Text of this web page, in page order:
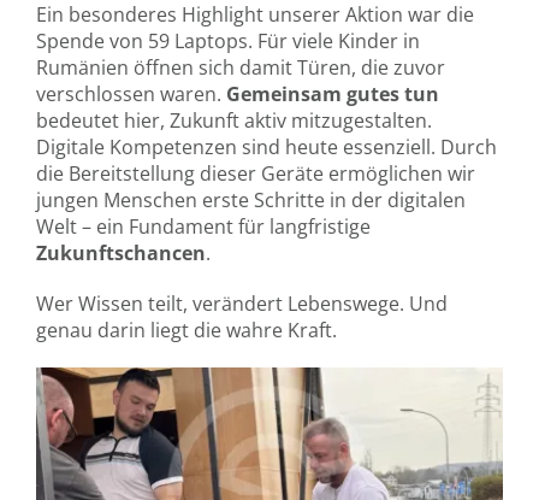
Ein besonderes Highlight unserer Aktion war die
Spende von 59 Laptops. Für viele Kinder in
Rumänien öffnen sich damit Türen, die zuvor
verschlossen waren. Gemeinsam gutes tun
bedeutet hier, Zukunft aktiv mitzugestalten.
Digitale Kompetenzen sind heute essenziell. Durch
die Bereitstellung dieser Geräte ermöglichen wir
jungen Menschen erste Schritte in der digitalen
Welt – ein Fundament für langfristige
Zukunftschancen.
Wer Wissen teilt, verändert Lebenswege. Und
genau darin liegt die wahre Kraft.